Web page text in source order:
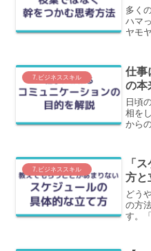
多く
ハマ
ヤモ
説し
7.ビジネススキル
仕事
の本
日頃
相を
から
す。
ニケ
りや
7.ビジネススキル
「
方と
どう
の方
す。